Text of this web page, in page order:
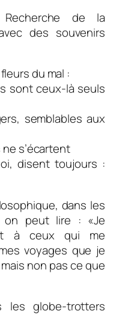
Recherche de la
des souvenirs
du mal :
sont ceux-là seuls
semblables aux
s’écartent
disent toujours :
dans les
on peut lire : «Je
à ceux qui me
voyages que je
non pas ce que
les globe-trotters